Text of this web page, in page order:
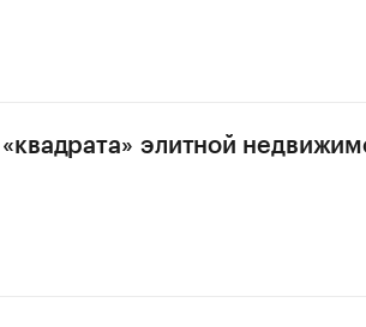
элитной